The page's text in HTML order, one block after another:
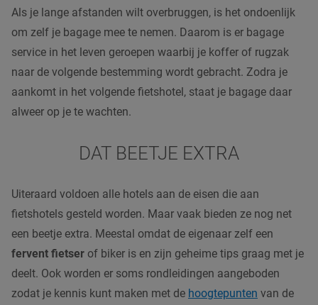
Als je lange afstanden wilt overbruggen, is het ondoenlijk
om zelf je bagage mee te nemen. Daarom is er bagage
service in het leven geroepen waarbij je koffer of rugzak
naar de volgende bestemming wordt gebracht. Zodra je
aankomt in het volgende fietshotel, staat je bagage daar
alweer op je te wachten.
DAT BEETJE EXTRA
Uiteraard voldoen alle hotels aan de eisen die aan
fietshotels gesteld worden. Maar vaak bieden ze nog net
een beetje extra. Meestal omdat de eigenaar zelf een
fervent fietser of biker is en zijn geheime tips graag met je
deelt. Ook worden er soms rondleidingen aangeboden
zodat je kennis kunt maken met de hoogtepunten van de